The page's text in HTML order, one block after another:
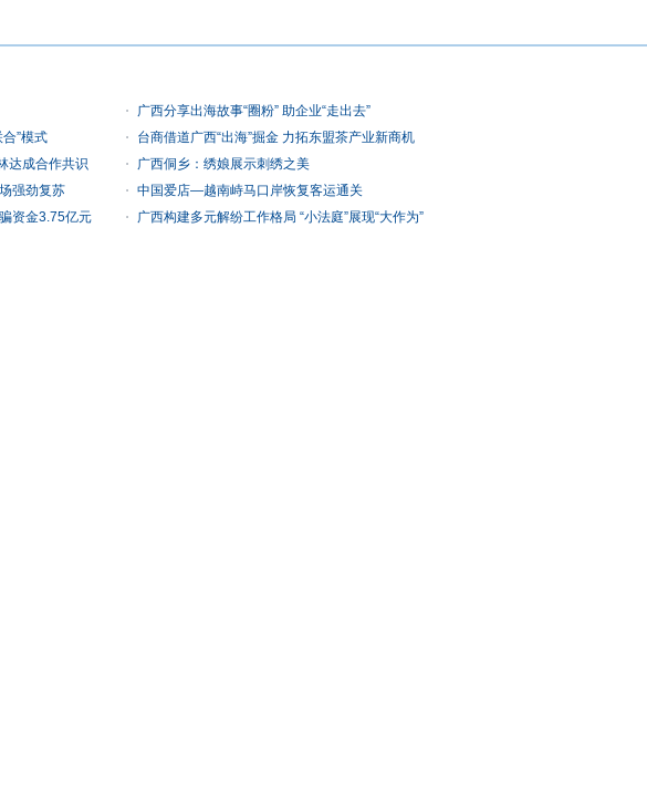
广西分享出海故事“圈粉” 助企业“走出去”
”模式
台商借道广西“出海”掘金 力拓东盟茶产业新商机
达成合作共识
广西侗乡：绣娘展示刺绣之美
强劲复苏
中国爱店—越南峙马口岸恢复客运通关
资金3.75亿元
广西构建多元解纷工作格局 “小法庭”展现“大作为”